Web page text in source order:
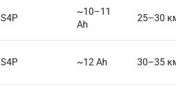
~10–11
Ah
25–30
~12 Ah 30–35